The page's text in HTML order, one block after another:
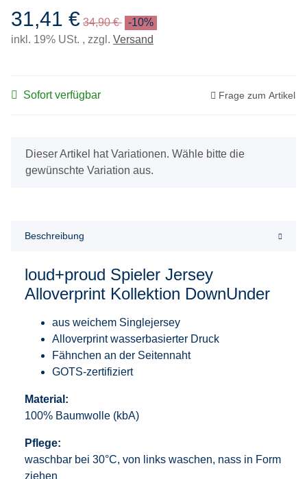
31,41 € 34,90 € -10%
inkl. 19% USt. , zzgl. Versand
Sofort verfügbar Frage zum Artikel
xDieser Artikel hat Variationen. Wähle bitte die
gewünschte Variation aus.
Beschreibung
loud+proud Spieler Jersey
Alloverprint Kollektion DownUnder
aus weichem Singlejersey
Alloverprint wasserbasierter Druck
Fähnchen an der Seitennaht
GOTS-zertifiziert
Material:
100% Baumwolle (kbA)
Pflege:
waschbar bei 30°C, von links waschen, nass in Form
ziehen